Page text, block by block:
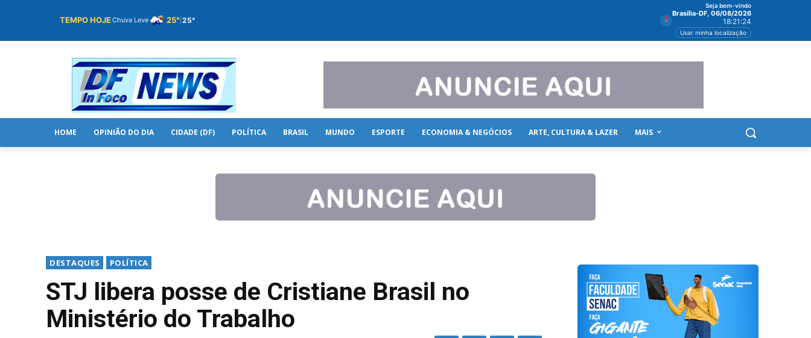
TEMPO HOJEChuva Leve 25° 25°
Seja bem-vindo
Brasília-DF, 06/08/2026
18:21:25
Usar minha localização
HOME OPINIÃO DO DIA CIDADE (DF) POLÍTICA BRASIL MUNDO ESPORTE ECONOMIA & NEGÓCIOS ARTE, CULTURA & LAZER MAIS
DESTAQUES POLÍTICA
STJ libera posse de Cristiane Brasil no
Ministério do Trabalho